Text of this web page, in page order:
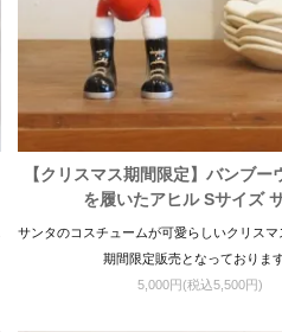
【クリスマス期間限定】バンブー
を履いたアヒル Sサイズ
サンタのコスチュームが可愛らしいクリス
期間限定販売となっております
5,000円(税込5,500円)